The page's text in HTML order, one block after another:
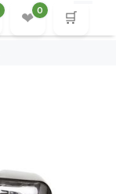
❤ 0 🛒